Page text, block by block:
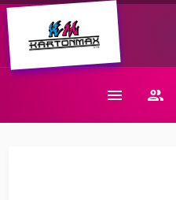
E-mail